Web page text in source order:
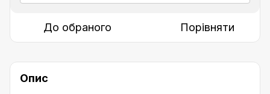
До обраного Порівняти
Опис